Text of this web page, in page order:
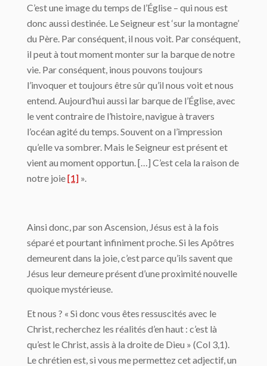
C’est une image du temps de l’Église – qui nous est
donc aussi destinée. Le Seigneur est ‘sur la montagne’
du Père. Par conséquent, il nous voit. Par conséquent,
il peut à tout moment monter sur la barque de notre
vie. Par conséquent, inous pouvons toujours
l’invoquer et toujours être sûr qu’il nous voit et nous
entend. Aujourd’hui aussi lar barque de l’Église, avec
le vent contraire de l’histoire, navigue à travers
l’océan agité du temps. Souvent on a l’impression
qu’elle va sombrer. Mais le Seigneur est présent et
vient au moment opportun. […] C’est cela la raison de
notre joie[1] ».
Ainsi donc, par son Ascension, Jésus est à la fois
séparé et pourtant infiniment proche. Si les Apôtres
demeurent dans la joie, c’est parce qu’ils savent que
Jésus leur demeure présent d’une proximité nouvelle
quoique mystérieuse.
Et nous ? « Si donc vous êtes ressuscités avec le
Christ, recherchez les réalités d’en haut : c’est là
qu’est le Christ, assis à la droite de Dieu » (Col 3,1).
Le chrétien est, si vous me permettez cet adjectif, un